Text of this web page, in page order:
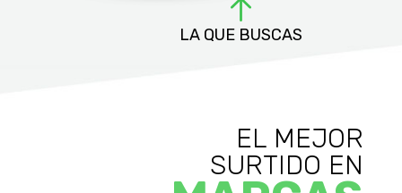
LA QUE BUSCAS
EL MEJOR
SURTIDO EN